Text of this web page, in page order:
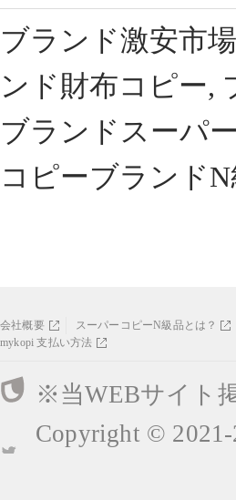
ブランド激安市
ンド財布コピー,
ブランドスーパ
コピーブランド
会社概要 スーパーコピーN級品とは？
mykopi 支払い方法
※当WEBサイト
Copyright ©